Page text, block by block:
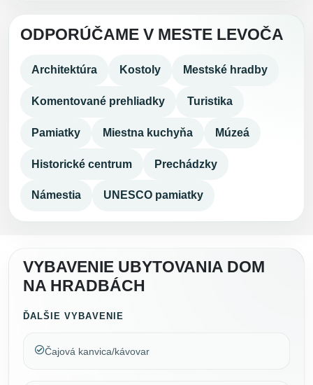
ODPORÚČAME V MESTE LEVOČA
Architektúra Kostoly Mestské hradby
Komentované prehliadky Turistika
Pamiatky Miestna kuchyňa Múzeá
Historické centrum Prechádzky
Námestia UNESCO pamiatky
VYBAVENIE UBYTOVANIA DOM
NA HRADBÁCH
ĎALŠIE VYBAVENIE
Čajová kanvica/kávovar